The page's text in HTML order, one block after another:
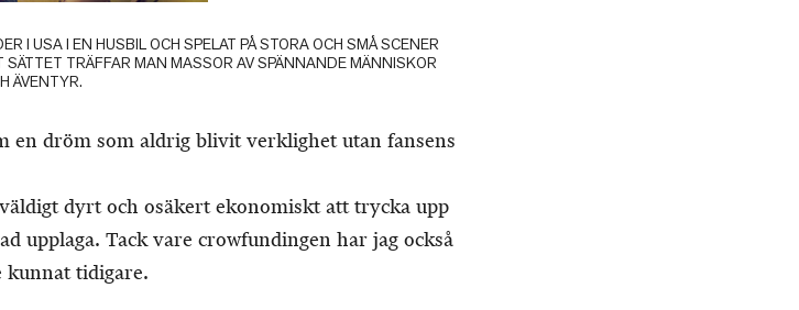
I USA I EN HUSBIL OCH SPELAT PÅ STORA OCH SMÅ SCENER
TRÄFFAR MAN MASSOR AV SPÄNNANDE MÄNNISKOR
ÄVENTYR.
en dröm som aldrig blivit verklighet utan fansens
dyrt och osäkert ekonomiskt att trycka upp
upplaga. Tack vare crowfundingen har jag också
tidigare.